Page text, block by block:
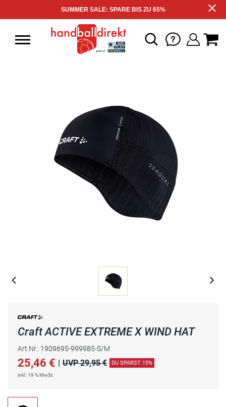
SUMMER SALE: SPARE BIS ZU 65%
Craft ACTIVE EXTREME X WIND HAT
Art.Nr.: 1909695-999985-S/M
25,46 € | UVP 29,95 € DU SPARST 15%
inkl. 19 % MwSt.